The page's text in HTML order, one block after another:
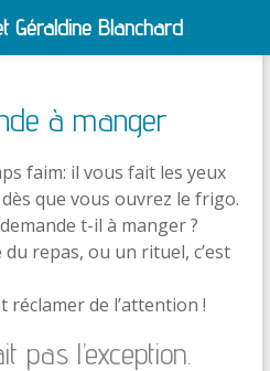
à manger
faim: il vous fait les yeux
que vous ouvrez le frigo.
t-il à manger ?
du repas, ou un rituel, c’est
de l’attention !
pas l’exception.
Géraldine Blanchard